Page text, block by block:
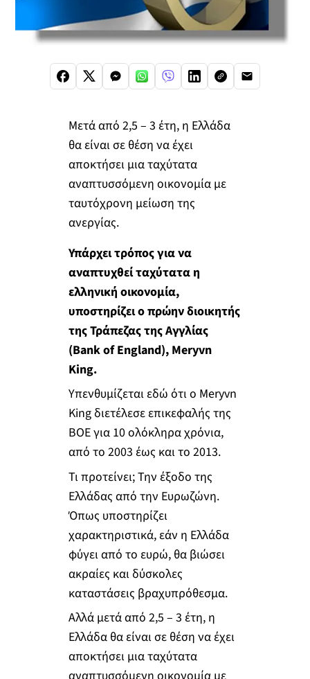
Μετά από 2,5 – 3 έτη, η Ελλάδα
θα είναι σε θέση να έχει
αποκτήσει μια ταχύτατα
αναπτυσσόμενη οικονομία με
ταυτόχρονη μείωση της
ανεργίας.
Υπάρχει τρόπος για να
αναπτυχθεί ταχύτατα η
ελληνική οικονομία,
υποστηρίζει ο πρώην διοικητής
της Τράπεζας της Αγγλίας
(Βank of England), Meryvn
King.
Yπενθυμίζεται εδώ ότι ο Meryvn
King διετέλεσε επικεφαλής της
ΒΟΕ για 10 ολόκληρα χρόνια,
από το 2003 έως και το 2013.
Τι προτείνει; Την έξοδο της
Ελλάδας από την Ευρωζώνη.
Όπως υποστηρίζει
χαρακτηριστικά, εάν η Ελλάδα
φύγει από το ευρώ, θα βιώσει
ακραίες και δύσκολες
καταστάσεις βραχυπρόθεσμα.
Αλλά μετά από 2,5 – 3 έτη, η
Ελλάδα θα είναι σε θέση να έχει
αποκτήσει μια ταχύτατα